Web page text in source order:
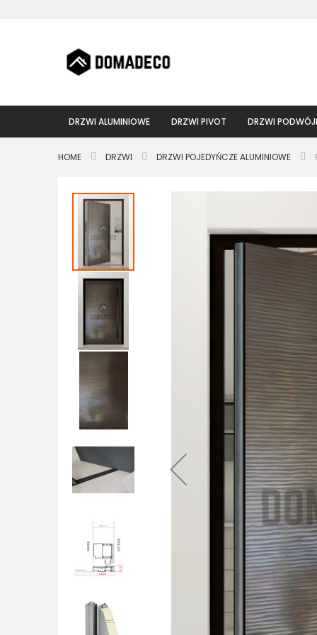
do
DRZWI ALUMINIOWE DRZWI PIVOT DRZWI
HOME DRZWI DRZWI POJEDYŃCZE ALUMINIOWE
Przejdź
koniec
galerii